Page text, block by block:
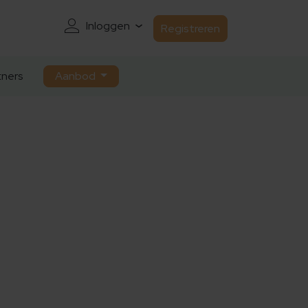
Inloggen Registreren
Aanbod